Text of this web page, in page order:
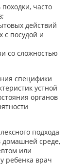
часто
действий
с посудой и
со сложностью
специфики
устной
органов
подхода
домашней среде,
или
ребенка врач